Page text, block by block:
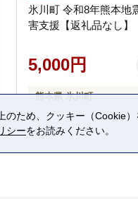
氷川町 令和8年熊本地
害支援【返礼品なし】
5,000円
熊本県 氷川町
のため、クッキー（Cookie
シーをお読みください。